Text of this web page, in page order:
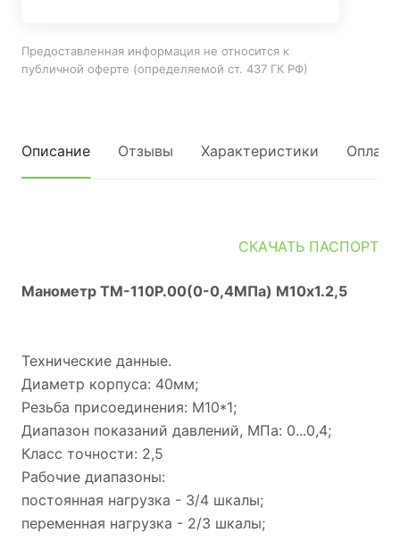
Предоставленная информация не относится к
публичной оферте (определяемой ст. 437 ГК РФ)
Описание Отзывы Характеристики Оплата
СКАЧАТЬ ПАСПОРТ
Манометр ТМ-110Р.00(0-0,4МПа) М10х1.2,5
Технические данные.
Диаметр корпуса: 40мм;
Резьба присоединения: М10*1;
Диапазон показаний давлений, МПа: 0...0,4;
Класс точности: 2,5
Рабочие диапазоны:
постоянная нагрузка - 3/4 шкалы;
переменная нагрузка - 2/3 шкалы;